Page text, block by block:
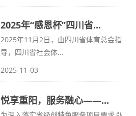
2025年“感恩杯”四川省...
2025年11月2日，由四川省体育总会指
导，四川省社会体...
2025-11-03
悦享重阳，服务融心——...